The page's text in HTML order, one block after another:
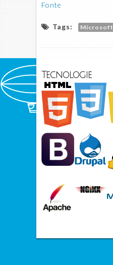
Fonte
Tags: Microsoft
Tecnologie